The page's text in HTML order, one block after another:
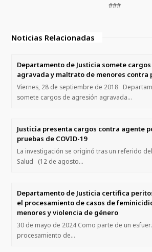
###
Noticias Relacionadas
Departamento de Justicia somete
agravada y maltrato de menores contra
Viernes, 28 de septiembre de 2018
somete cargos de agresión agravada…
Justicia presenta cargos contra agente
pruebas de COVID-19
La investigación se originó tras un referido
Salud (12 de agosto…
Departamento de Justicia certifica
el procesamiento de casos de
menores y violencia de género
30 de mayo de 2024 Como parte de un
procesamiento de…